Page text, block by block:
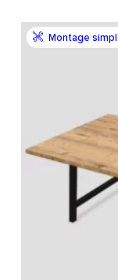
Montage